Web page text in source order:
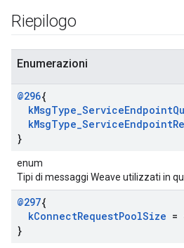
Riepilogo
Enumerazioni
@296{
kMsgType_ServiceEndpoint
kMsgType_ServiceEndpoint
}
enum
Tipi di messaggi Weave utilizzati in
@297{
kConnectRequestPoolSize =
}